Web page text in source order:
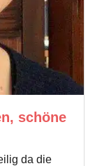
schöne
da die